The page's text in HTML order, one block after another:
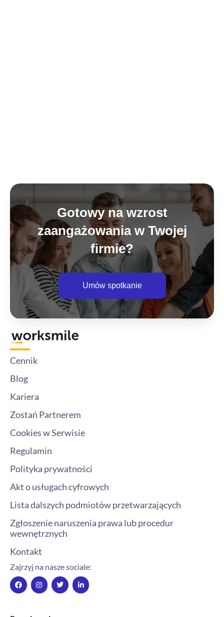
Gotowy na wzrost
zaangażowania w Twojej
firmie?
Umów spotkanie
Cennik
Blog
Kariera
Zostań Partnerem
Cookies w Serwisie
Regulamin
Polityka prywatności
Akt o usługach cyfrowych
Lista dalszych podmiotów przetwarzających
Zgłoszenie naruszenia prawa lub procedur
wewnętrznych
Kontakt
Zajrzyj na nasze sociale:
F
a
c
I
n
s
T
w
i
L
i
n